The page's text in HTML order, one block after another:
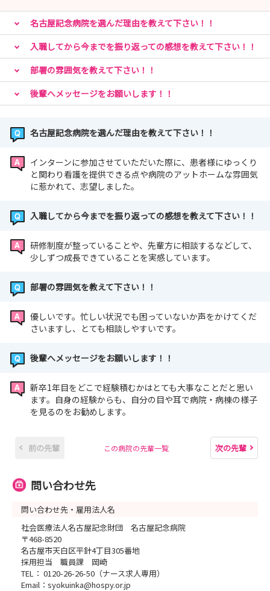
名古屋記念病院を選んだ理由を教えて下さい！！
入職してから今までを振り返っての感想を教えて下さい！！
部署の雰囲気を教えて下さい！！
後輩へメッセージをお願いします！！
名古屋記念病院を選んだ理由を教えて下さい！！
インターンに参加させていただいた際に、患者様にゆっくり
と関わり看護を提供できる点や病院のアットホームな雰囲気
に惹かれて、志望しました。
入職してから今までを振り返っての感想を教えて下さい！！
研修制度が整っていることや、先輩方に相談するなどして、
少しずつ成長できていることを実感しています。
部署の雰囲気を教えて下さい！！
優しいです。忙しい状況でも困っていないか声をかけてくだ
さいますし、とても相談しやすいです。
後輩へメッセージをお願いします！！
新卒1年目をどこで経験積むかはとても大事なことだと思い
ます。自身の経験からも、自分の目や耳で病院・病棟の様子
を見るのをお勧めします。
前の先輩 この病院の先輩一覧 次の先輩
問い合わせ先
問い合わせ先・雇用法人名
社会医療法人名古屋記念財団 名古屋記念病院
〒468-8520
名古屋市天白区平針4丁目305番地
採用担当 職員課 岡崎
TEL： 0120-26-26-50（ナース求人専用）
Email：syokuinka@hospy.or.jp